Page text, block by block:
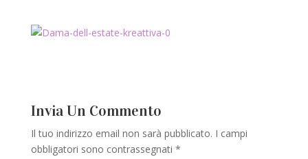
Invia Un Commento
Il tuo indirizzo email non sarà pubblicato. I campi
obbligatori sono contrassegnati *